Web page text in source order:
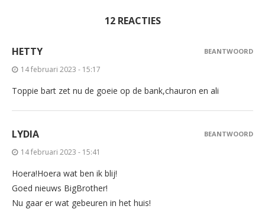
12 REACTIES
HETTY
14 februari 2023 - 15:17
Toppie bart zet nu de goeie op de bank,chauron en ali
BEANTWOORD
LYDIA
14 februari 2023 - 15:41
Hoera!Hoera wat ben ik blij!
Goed nieuws BigBrother!
Nu gaar er wat gebeuren in het huis!
BEANTWOORD